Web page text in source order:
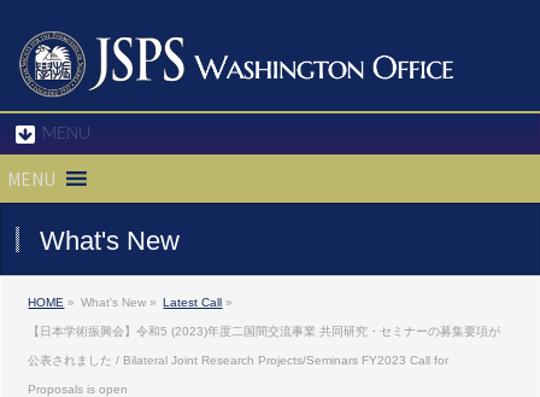
MENU
MENU
What's New
HOME » What's New » Latest Call »
【日本学術振興会】令和5 (2023)年度二国間交流事業 共同研究・セミナーの募集要項が
公表されました / Bilateral Joint Research Projects/Seminars FY2023 Call for
Proposals is open